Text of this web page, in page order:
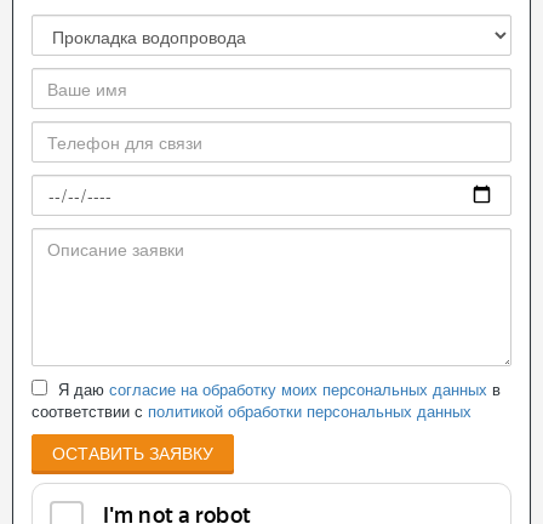
Я даю согласие на обработку моих персональных данных в
соответствии с политикой обработки персональных данных
ОСТАВИТЬ ЗАЯВКУ